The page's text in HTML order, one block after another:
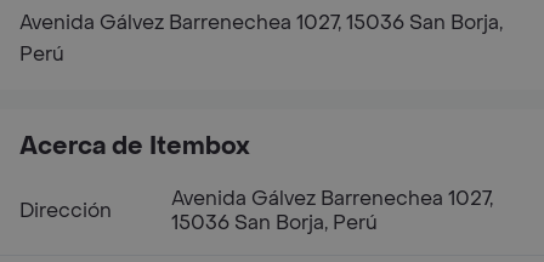
Avenida Gálvez Barrenechea 1027, 15036 San Borja,
Perú
Acerca de Itembox
Dirección
Avenida Gálvez Barrenechea 1027,
15036 San Borja, Perú